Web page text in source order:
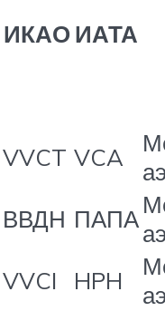
ИКАО ИАТА
VVCT VCA
ВВДН ПАПА
VVCI HPH